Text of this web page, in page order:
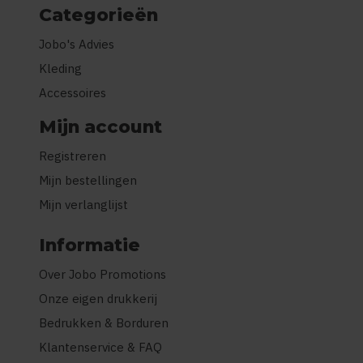
Categorieën
Jobo's Advies
Kleding
Accessoires
Mijn account
Registreren
Mijn bestellingen
Mijn verlanglijst
Informatie
Over Jobo Promotions
Onze eigen drukkerij
Bedrukken & Borduren
Klantenservice & FAQ